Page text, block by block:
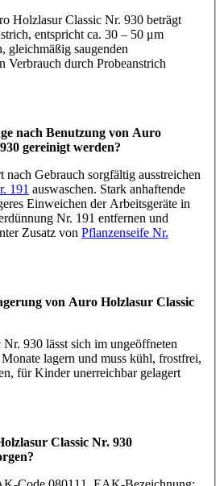
Holzlasur Classic Nr. 930 beträgt
entspricht ca. 30 – 50 μm
gleichmäßig saugenden
Verbrauch durch Probeanstrich
nach Benutzung von Auro
gereinigt werden?
nach Gebrauch sorgfältig ausstreichen
191 auswaschen. Stark anhaftende
Einweichen der Arbeitsgeräte in
Nr. 191 entfernen und
Zusatz von Pflanzenseife Nr.
von Auro Holzlasur Classic
930 lässt sich im ungeöffneten
lagern und muss kühl, frostfrei,
für Kinder unerreichbar gelagert
Classic Nr. 930